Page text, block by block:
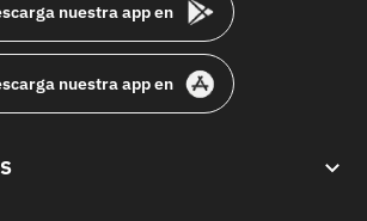
nuestra app en
nuestra app en